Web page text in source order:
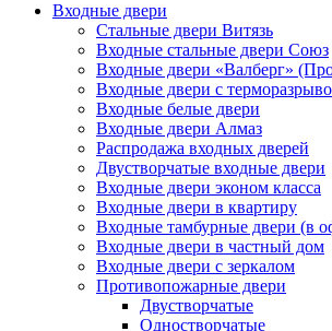
Входные двери
Стальные двери Витязь
Входные стальные двери Союз
Входные двери «Валберг»
Входные двери с
Входные белые двери
Входные двери Алмаз
Распродажа входных дверей
Двустворчатые входные двери
Входные двери эконом класса
Входные двери в квартиру
Входные тамбурные двери (в
Входные двери в частный дом
Входные двери с зеркалом
Противопожарные двери
Двустворчатые
Одностворчатые